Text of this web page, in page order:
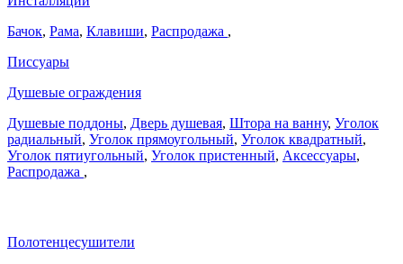
Бачок, Рама, Клавиши, Распродажа ,
Писсуары
Душевые ограждения
Душевые поддоны, Дверь душевая, Штора на ванну, Уголок
радиальный, Уголок прямоугольный, Уголок квадратный,
Уголок пятиугольный, Уголок пристенный, Аксессуары,
Распродажа ,
Полотенцесушители